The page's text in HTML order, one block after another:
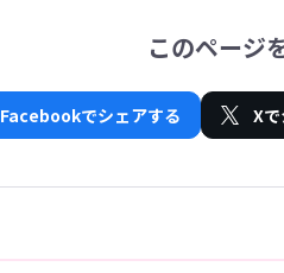
このページ
Facebookでシェアする X